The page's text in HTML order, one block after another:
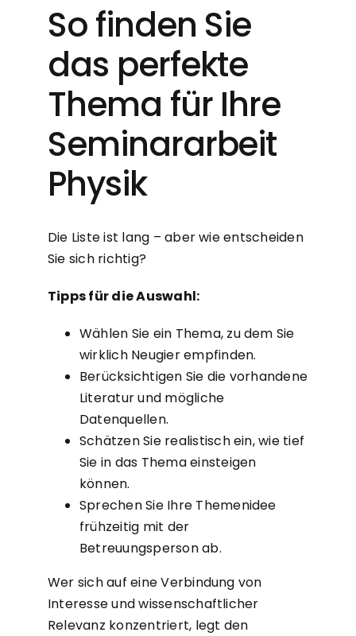
So finden Sie
das perfekte
Thema für Ihre
Seminararbeit
Physik
Die Liste ist lang – aber wie entscheiden
Sie sich richtig?
Tipps für die Auswahl:
Wählen Sie ein Thema, zu dem Sie
wirklich Neugier empfinden.
Berücksichtigen Sie die vorhandene
Literatur und mögliche
Datenquellen.
Schätzen Sie realistisch ein, wie tief
Sie in das Thema einsteigen
können.
Sprechen Sie Ihre Themenidee
frühzeitig mit der
Betreuungsperson ab.
Wer sich auf eine Verbindung von
Interesse und wissenschaftlicher
Relevanz konzentriert, legt den